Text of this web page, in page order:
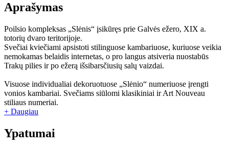
Aprašymas
Poilsio kompleksas „Slėnis“ įsikūręs prie Galvės ežero, XIX a.
totorių dvaro teritorijoje.
Svečiai kviečiami apsistoti stilinguose kambariuose, kuriuose veikia
nemokamas belaidis internetas, o pro langus atsiveria nuostabūs
Trakų pilies ir po ežerą išsibarsčiusių salų vaizdai.
Visuose individualiai dekoruotuose „Slėnio“ numeriuose įrengti
vonios kambariai. Svečiams siūlomi klasikiniai ir Art Nouveau
stiliaus numeriai.
+ Daugiau
Ypatumai